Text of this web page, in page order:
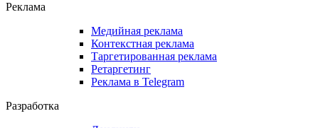
Реклама
Медийная реклама
Контекстная реклама
Таргетированная реклама
Ретаргетинг
Реклама в Telegram
Разработка